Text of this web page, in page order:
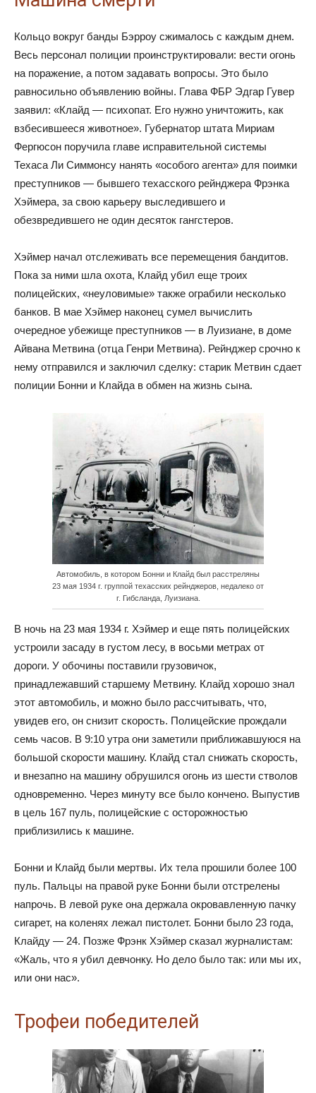
Кольцо вокруг банды Бэрроу сжималось с каждым днем.
Весь персонал полиции проинструктировали: вести огонь
на поражение, а потом задавать вопросы. Это было
равносильно объявлению войны. Глава ФБР Эдгар Гувер
заявил: «Клайд — психопат. Его нужно уничтожить, как
взбесившееся животное». Губернатор штата Мириам
Фергюсон поручила главе исправительной системы
Техаса Ли Симмонсу нанять «особого агента» для поимки
преступников — бывшего техасского рейнджера Фрэнка
Хэймера, за свою карьеру выследившего и
обезвредившего не один десяток гангстеров.
Хэймер начал отслеживать все перемещения бандитов.
Пока за ними шла охота, Клайд убил еще троих
полицейских, «неуловимые» также ограбили несколько
банков. В мае Хэймер наконец сумел вычислить
очередное убежище преступников — в Луизиане, в доме
Айвана Метвина (отца Генри Метвина). Рейнджер срочно к
нему отправился и заключил сделку: старик Метвин сдает
полиции Бонни и Клайда в обмен на жизнь сына.
Автомобиль, в котором Бонни и Клайд был расстреляны
23 мая 1934 г. группой техасских рейнджеров, недалеко от
г. Гибсланда, Луизиана.
В ночь на 23 мая 1934 г. Хэймер и еще пять полицейских
устроили засаду в густом лесу, в восьми метрах от
дороги. У обочины поставили грузовичок,
принадлежавший старшему Метвину. Клайд хорошо знал
этот автомобиль, и можно было рассчитывать, что,
увидев его, он снизит скорость. Полицейские прождали
семь часов. В 9:10 утра они заметили приближавшуюся на
большой скорости машину. Клайд стал снижать скорость,
и внезапно на машину обрушился огонь из шести стволов
одновременно. Через минуту все было кончено. Выпустив
в цель 167 пуль, полицейские с осторожностью
приблизились к машине.
Бонни и Клайд были мертвы. Их тела прошили более 100
пуль. Пальцы на правой руке Бонни были отстрелены
напрочь. В левой руке она держала окровавленную пачку
сигарет, на коленях лежал пистолет. Бонни было 23 года,
Клайду — 24. Позже Фрэнк Хэймер сказал журналистам:
«Жаль, что я убил девчонку. Но дело было так: или мы их,
или они нас».
Трофеи победителей